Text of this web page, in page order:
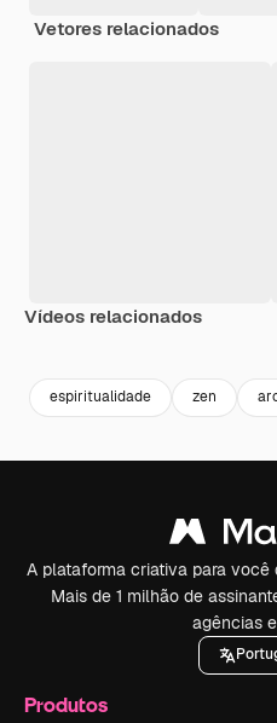
Vetores relacionados
Vídeos relacionados
espiritualidade zen
A plataforma criativa para
Mais de 1 milhão de
agências
Produtos